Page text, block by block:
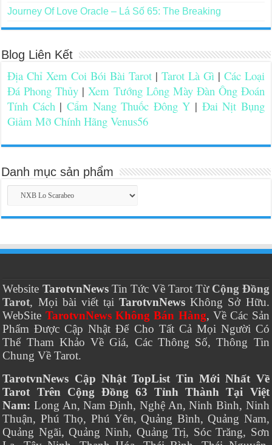
Journey Of Love Oracle – Lá Số 65: The Breaking
Blog Liên Kết
Địa Chỉ Xem Coi Bói Bài Tarot | Tarot Là Gì| Các Loại
Đá Phong Thủy |Xem Tướng Lông Mày Đàn Ông Đoán
Tính Cách|Cẩm Nang Thuốc Đông Y | Đai Nịt Bụng
Giảm Mỡ Chính Hãng Venus56
Danh mục sản phẩm
Website TarotvnNewsTin Tức Về Tarot Từ Cộng Đồng
Tarot, Mọi bài viết tạiTarotvnNews Không Sở Hữu.
WebSite TarotvnNews Không Bán Hàng, Về Các Sản
Phẩm Được Cập Nhật Để Cho Tất Cả Mọi Người Có
Thể Tham Khảo Về Giá, Các Thông Số, Thông Tin
Chung Về Tarot.
TarotvnNews Cập Nhật TopList Tin Mới Nhất Về
Tarot Trên Cộng Đồng 63 Tỉnh Thành Tại Việt
Nam: Long An, Nam Định, Nghệ An, Ninh Bình, Ninh
Thuận, Phú Thọ, Phú Yên, Quảng Bình, Quảng Nam,
Quảng Ngãi, Quảng Ninh, Quảng Trị, Sóc Trăng, Sơn